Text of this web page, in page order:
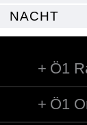
NACHT
Ö1
Ö1